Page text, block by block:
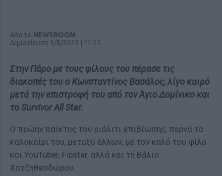
Από το NEWSROOM
Δημοσίευση 3/8/2023 | 11:23
Στην Πάρο με τους φίλους του πέρασε τις
διακοπές του ο Κωνσταντίνος Βασάλος, λίγο καιρό
μετά την επιστροφή του από τον Άγιο Δομίνικο και
το Survivor All Star.
Ο πρώην παίκτης του ριάλιτι επιβίωσης, περνά το
καλοκαίρι του, μεταξύ άλλων, με τον καλό του φίλο
και YouTuber, Fipster, αλλά και τη Βάλια
Χατζηθεοδώρου.